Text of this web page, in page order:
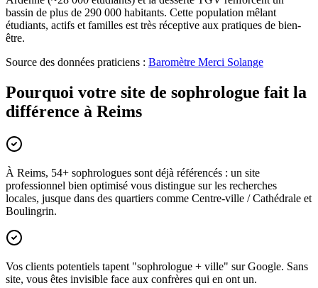
bassin de plus de 290 000 habitants. Cette population mêlant
étudiants, actifs et familles est très réceptive aux pratiques de bien-
être.
Source des données praticiens : Baromètre Merci Solange
Pourquoi votre site de sophrologue fait la
différence à Reims
À Reims, 54+ sophrologues sont déjà référencés : un site
professionnel bien optimisé vous distingue sur les recherches
locales, jusque dans des quartiers comme Centre-ville / Cathédrale et
Boulingrin.
Vos clients potentiels tapent "sophrologue + ville" sur Google. Sans
site, vous êtes invisible face aux confrères qui en ont un.